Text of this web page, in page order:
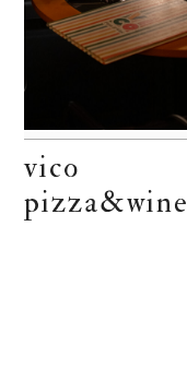
vico
pizza&wine